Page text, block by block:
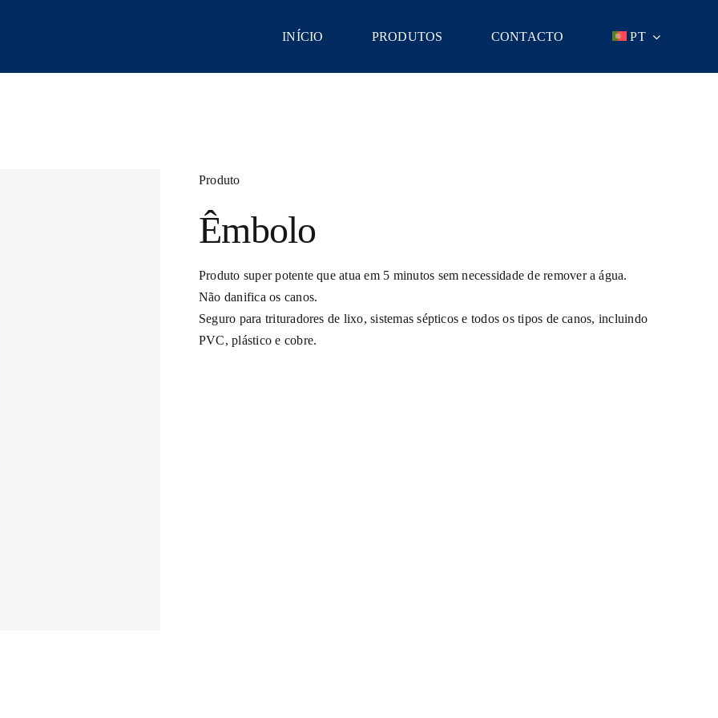
INÍCIO PRODUTOS CONTACTO PT
Produto
Êmbolo
Produto super potente que atua em 5 minutos sem necessidade de remover a água.
Não danifica os canos.
Seguro para trituradores de lixo, sistemas sépticos e todos os tipos de canos, incluindo
PVC, plástico e cobre.